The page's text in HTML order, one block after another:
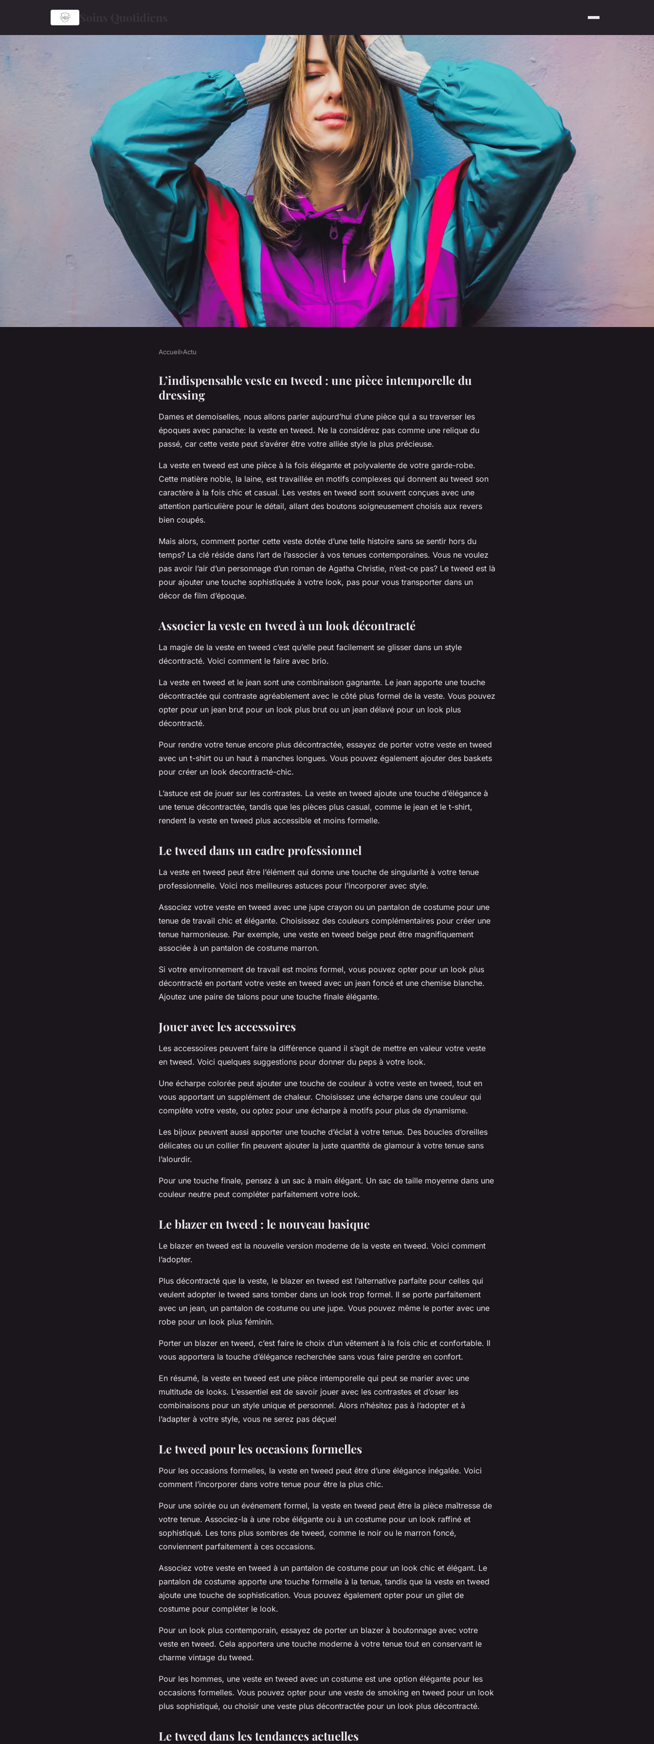
Quelles sont les meilleures façons de
porter des vestes en tweed sans se
sentir démodée?
Accueil›Actu
L’indispensable veste en tweed : une pièce intemporelle du
dressing
Dames et demoiselles, nous allons parler aujourd’hui d’une pièce qui a su traverser les
époques avec panache: la veste en tweed. Ne la considérez pas comme une relique du
passé, car cette veste peut s’avérer être votre alliée style la plus précieuse.
La veste en tweed est une pièce à la fois élégante et polyvalente de votre garde-robe.
Cette matière noble, la laine, est travaillée en motifs complexes qui donnent au tweed son
caractère à la fois chic et casual. Les vestes en tweed sont souvent conçues avec une
attention particulière pour le détail, allant des boutons soigneusement choisis aux revers
bien coupés.
Mais alors, comment porter cette veste dotée d’une telle histoire sans se sentir hors du
temps? La clé réside dans l’art de l’associer à vos tenues contemporaines. Vous ne voulez
pas avoir l’air d’un personnage d’un roman de Agatha Christie, n’est-ce pas? Le tweed est là
pour ajouter une touche sophistiquée à votre look, pas pour vous transporter dans un
décor de film d’époque.
Associer la veste en tweed à un look décontracté
La magie de la veste en tweed c’est qu’elle peut facilement se glisser dans un style
décontracté. Voici comment le faire avec brio.
La veste en tweed et le jean sont une combinaison gagnante. Le jean apporte une touche
décontractée qui contraste agréablement avec le côté plus formel de la veste. Vous pouvez
opter pour un jean brut pour un look plus brut ou un jean délavé pour un look plus
décontracté.
Pour rendre votre tenue encore plus décontractée, essayez de porter votre veste en tweed
avec un t-shirt ou un haut à manches longues. Vous pouvez également ajouter des baskets
pour créer un look decontracté-chic.
L’astuce est de jouer sur les contrastes. La veste en tweed ajoute une touche d’élégance à
une tenue décontractée, tandis que les pièces plus casual, comme le jean et le t-shirt,
rendent la veste en tweed plus accessible et moins formelle.
Le tweed dans un cadre professionnel
La veste en tweed peut être l’élément qui donne une touche de singularité à votre tenue
professionnelle. Voici nos meilleures astuces pour l’incorporer avec style.
Associez votre veste en tweed avec une jupe crayon ou un pantalon de costume pour une
tenue de travail chic et élégante. Choisissez des couleurs complémentaires pour créer une
tenue harmonieuse. Par exemple, une veste en tweed beige peut être magnifiquement
associée à un pantalon de costume marron.
Si votre environnement de travail est moins formel, vous pouvez opter pour un look plus
décontracté en portant votre veste en tweed avec un jean foncé et une chemise blanche.
Ajoutez une paire de talons pour une touche finale élégante.
Jouer avec les accessoires
Les accessoires peuvent faire la différence quand il s’agit de mettre en valeur votre veste
en tweed. Voici quelques suggestions pour donner du peps à votre look.
Une écharpe colorée peut ajouter une touche de couleur à votre veste en tweed, tout en
vous apportant un supplément de chaleur. Choisissez une écharpe dans une couleur qui
complète votre veste, ou optez pour une écharpe à motifs pour plus de dynamisme.
Les bijoux peuvent aussi apporter une touche d’éclat à votre tenue. Des boucles d’oreilles
délicates ou un collier fin peuvent ajouter la juste quantité de glamour à votre tenue sans
l’alourdir.
Pour une touche finale, pensez à un sac à main élégant. Un sac de taille moyenne dans une
couleur neutre peut compléter parfaitement votre look.
Le blazer en tweed : le nouveau basique
Le blazer en tweed est la nouvelle version moderne de la veste en tweed. Voici comment
l’adopter.
Plus décontracté que la veste, le blazer en tweed est l’alternative parfaite pour celles qui
veulent adopter le tweed sans tomber dans un look trop formel. Il se porte parfaitement
avec un jean, un pantalon de costume ou une jupe. Vous pouvez même le porter avec une
robe pour un look plus féminin.
Porter un blazer en tweed, c’est faire le choix d’un vêtement à la fois chic et confortable. Il
vous apportera la touche d’élégance recherchée sans vous faire perdre en confort.
En résumé, la veste en tweed est une pièce intemporelle qui peut se marier avec une
multitude de looks. L’essentiel est de savoir jouer avec les contrastes et d’oser les
combinaisons pour un style unique et personnel. Alors n’hésitez pas à l’adopter et à
l’adapter à votre style, vous ne serez pas déçue!
Le tweed pour les occasions formelles
Pour les occasions formelles, la veste en tweed peut être d’une élégance inégalée. Voici
comment l’incorporer dans votre tenue pour être la plus chic.
Pour une soirée ou un événement formel, la veste en tweed peut être la pièce maîtresse de
votre tenue. Associez-la à une robe élégante ou à un costume pour un look raffiné et
sophistiqué. Les tons plus sombres de tweed, comme le noir ou le marron foncé,
conviennent parfaitement à ces occasions.
Associez votre veste en tweed à un pantalon de costume pour un look chic et élégant. Le
pantalon de costume apporte une touche formelle à la tenue, tandis que la veste en tweed
ajoute une touche de sophistication. Vous pouvez également opter pour un gilet de
costume pour compléter le look.
Pour un look plus contemporain, essayez de porter un blazer à boutonnage avec votre
veste en tweed. Cela apportera une touche moderne à votre tenue tout en conservant le
charme vintage du tweed.
Pour les hommes, une veste en tweed avec un costume est une option élégante pour les
occasions formelles. Vous pouvez opter pour une veste de smoking en tweed pour un look
plus sophistiqué, ou choisir une veste plus décontractée pour un look plus décontracté.
Le tweed dans les tendances actuelles